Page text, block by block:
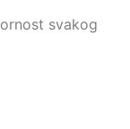
svakog